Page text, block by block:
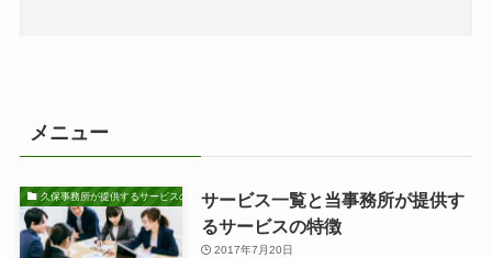
メニュー
久保事務所が提供するサービスの特徴サービス一覧と当事務所が提供す
るサービスの特徴
2017年7月20日